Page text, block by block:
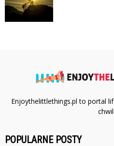
Enjoythelittlethings.pl to portal
POPULARNE POSTY